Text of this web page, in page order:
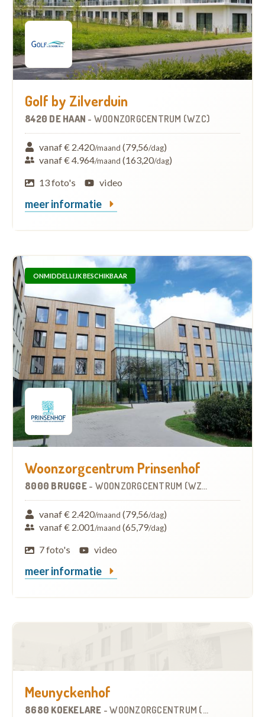
Golf by Zilverduin
8420 DE HAAN - WOONZORGCENTRUM (WZC)
vanaf € 2.420/maand (79,56/dag)
vanaf € 4.964/maand (163,20/dag)
13 foto's
video
meer informatie
ONMIDDELLIJK BESCHIKBAAR
Woonzorgcentrum Prinsenhof
8000 BRUGGE - WOONZORGCENTRUM (WZC)
vanaf € 2.420/maand (79,56/dag)
vanaf € 2.001/maand (65,79/dag)
7 foto's
video
meer informatie
Meunyckenhof
8680 KOEKELARE -WOONZORGCENTRUM (WZC)